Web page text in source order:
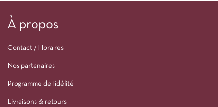
À propos
Contact / Horaires
Nos partenaires
Programme de fidélité
Livraisons & retours